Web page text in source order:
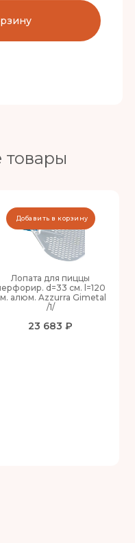
Лопата для пиццы
d=33 см. l=120
алюм. Azzurra Gimetal
/1/
23 683 ₽
Добавить в корзину